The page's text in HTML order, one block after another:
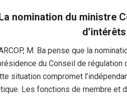
nomination du ministre
M. Ba pense que la
du Conseil de
situation compromet
Les fonctions de membre et